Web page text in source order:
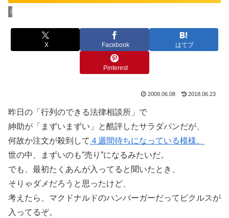
日々の出来事
X Facebook はてブ
Pinterest
2009.06.08 2018.06.23
昨日の「行列のできる法律相談所」で
紳助が「まずいまずい」と酷評したサラダパンだが、
何故か注文が殺到して ４週間待ちになっている模様。
世の中、まずいのも”売り”になるみたいだ。
でも、最初たくあんが入ってると聞いたとき、
そりゃダメだろうと思ったけど、
考えたら、マクドナルドのハンバーガーだってピクルスが
入ってるぞ。